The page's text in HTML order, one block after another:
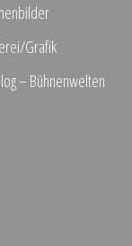
Grafik
– Bühnenwelten